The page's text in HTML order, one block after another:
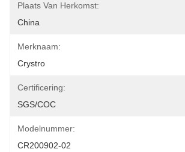
Plaats Van Herkomst:
China
Merknaam:
Crystro
Certificering:
SGS/COC
Modelnummer:
CR200902-02